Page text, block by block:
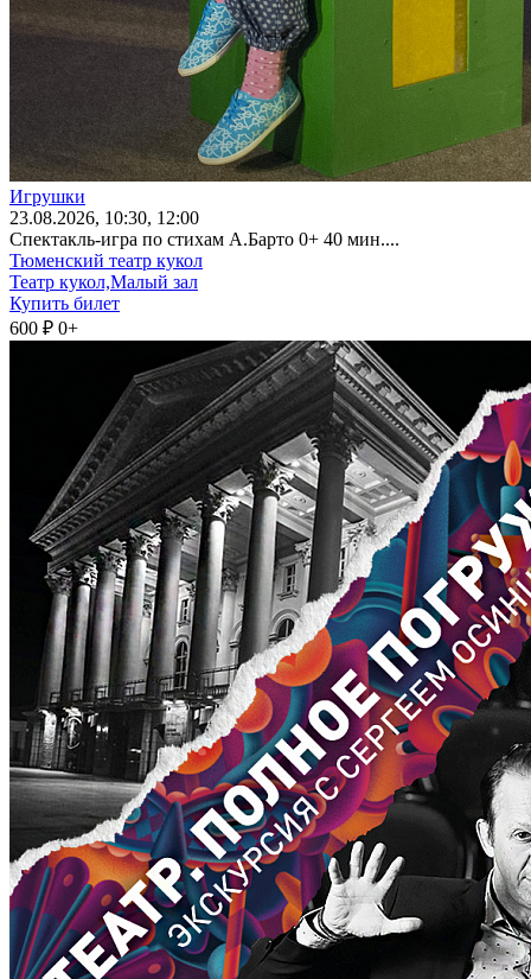
Игрушки
23.08.2026, 10:30, 12:00
Спектакль-игра по стихам А.Барто 0+ 40 мин....
Тюменский театр кукол
Театр кукол,Малый зал
Купить билет
600 ₽ 0+